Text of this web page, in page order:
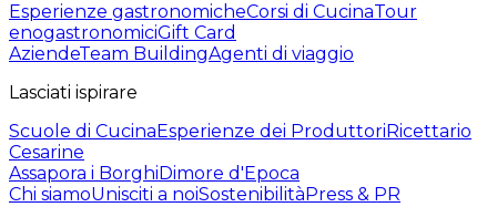
Esperienze gastronomicheCorsi di CucinaTour
enogastronomiciGift Card
AziendeTeam BuildingAgenti di viaggio
Lasciati ispirare
Scuole di CucinaEsperienze dei ProduttoriRicettario
Cesarine
Assapora i BorghiDimore d'Epoca
Chi siamoUnisciti a noiSostenibilitàPress & PR